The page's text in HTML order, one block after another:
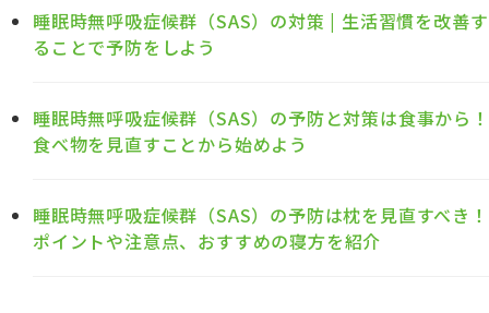
睡眠時無呼吸症候群（SAS）の対策 | 生活習慣を改善す
ることで予防をしよう
睡眠時無呼吸症候群（SAS）の予防と対策は食事から！
食べ物を見直すことから始めよう
睡眠時無呼吸症候群（SAS）の予防は枕を見直すべき！
ポイントや注意点、おすすめの寝方を紹介